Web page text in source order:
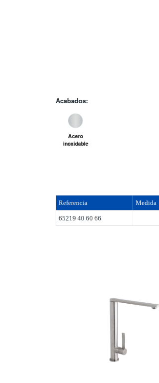
Acabados:
Acero
inoxidable
Referencia Medida
65219 40 60 66